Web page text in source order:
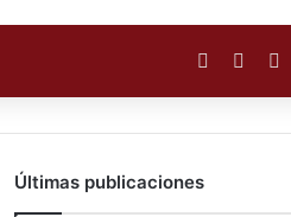
Facebook
Últimas publicaciones